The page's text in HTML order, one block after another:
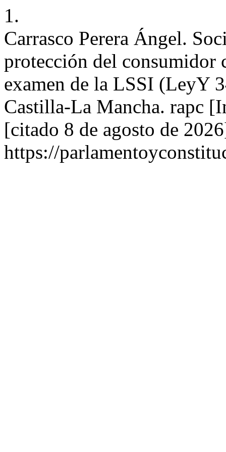
1.
Carrasco Perera Ángel.
protección del consumidor
examen de la LSSI (LeyY
Castilla-La Mancha. rapc
[citado 8 de agosto de
https://